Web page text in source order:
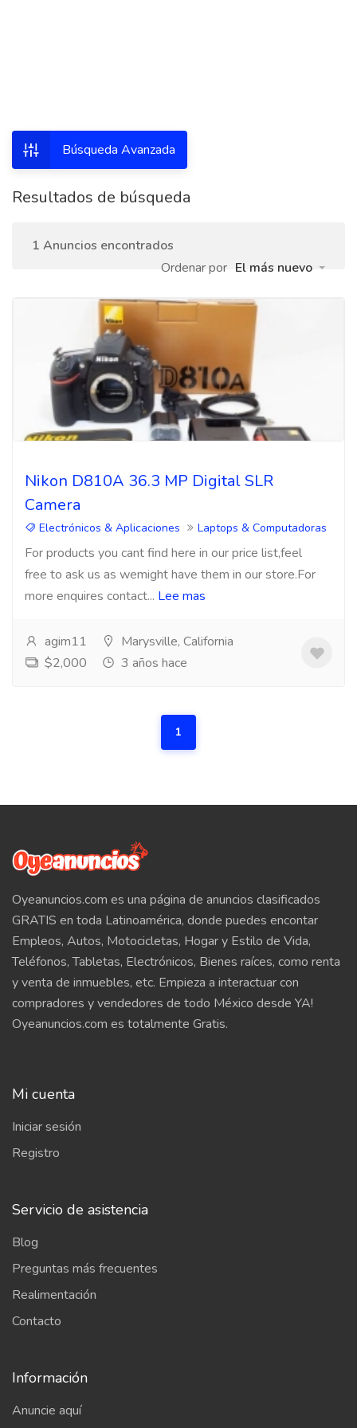
Búsqueda Avanzada
Resultados de búsqueda
1 Anuncios encontrados
Ordenar por El más nuevo
Nikon D810A 36.3 MP Digital SLR
Camera
Electrónicos & Aplicaciones Laptops & Computadoras
For products you cant find here in our price list,feel
free to ask us as wemight have them in our store.For
more enquires contact... Lee mas
agim11
Marysville, California
$2,000
3 años hace
1
Oyeanuncios.com es una página de anuncios clasificados
GRATIS en toda Latinoamérica, donde puedes encontar
Empleos, Autos, Motocicletas, Hogar y Estilo de Vida,
Teléfonos, Tabletas, Electrónicos, Bienes raíces, como renta
y venta de inmuebles, etc. Empieza a interactuar con
compradores y vendedores de todo México desde YA!
Oyeanuncios.com es totalmente Gratis.
Mi cuenta
Iniciar sesión
Registro
Servicio de asistencia
Blog
Preguntas más frecuentes
Realimentación
Contacto
Información
Anuncie aquí